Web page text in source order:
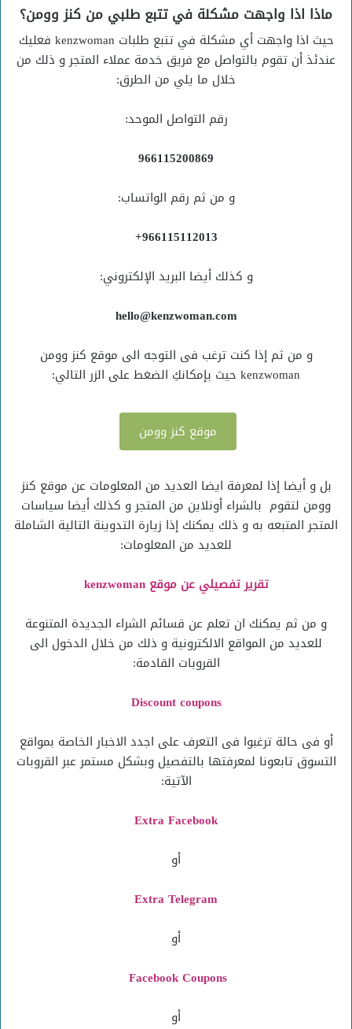
ماذا اذا واجهت مشكلة في تتبع طلبي من كنز وومن؟
حيث اذا واجهت أي مشكلة في تتبع طلبات kenzwoman فعليك
عندئذ أن تقوم بالتواصل مع فريق خدمة عملاء المتجر و ذلك من
خلال ما يلي من الطرق:
رقم التواصل الموحد:
966115200869
و من ثم رقم الواتساب:
966115112013+
و كذلك أيضا البريد الإلكتروني:
hello@kenzwoman.com
و من ثم إذا كنت ترغب فى التوجه الى موقع كنز وومن
kenzwoman حيث بإمكانكِ الضغط على الزر التالي:
موقع كنز وومن
بل و أيضا إذا لمعرفة ايضا العديد من المعلومات عن موقع كنز
وومن لتقوم بالشراء أونلاين من المتجر و كذلك أيضا سياسات
المتجر المتبعه به و ذلك يمكنك إذا زيارة التدوينة التالية الشاملة
للعديد من المعلومات:
تقرير تفصيلي عن موقع kenzwoman
و من ثم يمكنك ان تعلم عن قسائم الشراء الجديدة المتنوعة
للعديد من المواقع الالكترونية و ذلك من خلال الدخول الى
القروبات القادمة:
Discount coupons
أو فى حالة ترغبوا فى التعرف على اجدد الاخبار الخاصة بمواقع
التسوق تابعونا لمعرفتها بالتفصيل وبشكل مستمر عبر القروبات
الآتية:
Extra Facebook
أو
Extra Telegram
أو
Facebook Coupons
أو